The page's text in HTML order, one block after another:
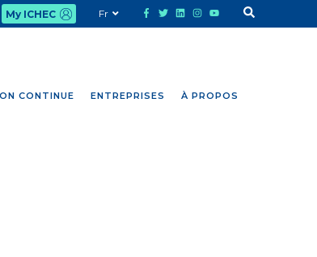
CONTINUE ENTREPRISES À PROPOS
My ICHEC Fr